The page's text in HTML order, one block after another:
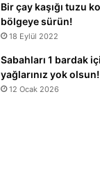
Bir çay kaşığı tuzu
bölgeye sürün!
18 Eylül 2022
Sabahları 1 bardak
yağlarınız yok olsun!
12 Ocak 2026